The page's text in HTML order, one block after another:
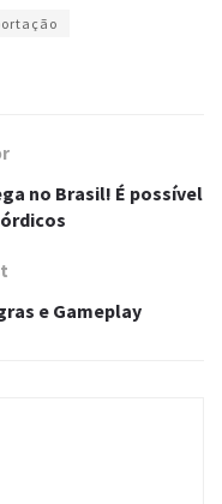
no Brasil! É possível
e Gameplay